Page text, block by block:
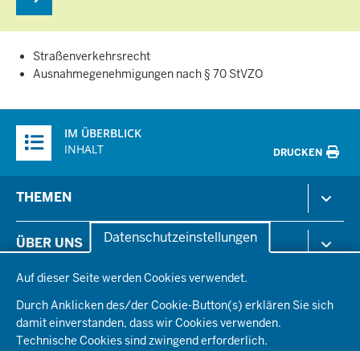
Datenschutzeinstellungen
Auf dieser Seite werden Cookies verwendet.
Durch Anklicken des/der Cookie-Button(s) erklären Sie sich
damit einverstanden, dass wir Cookies verwenden.
Technische Cookies sind zwingend erforderlich.
Straßenverkehrsrecht
Ausnahmegenehmigungen nach § 70 StVZO
Inhalte
IM ÜBERBLICK
INHALT
DRUCKEN
in
der
Fußzeile
THEMEN
Gesundheit & Soziales
Kommunales & Wirtschaft
Planen & Bauen
Schule & Bildung
ÜBER UNS
Aktenpläne
Organisationsstruktur
Behördenleitung
Die Bezirksregierung
Arbeitgeberprofil
Stellenangebote
PRESSE